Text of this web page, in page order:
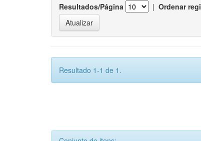
Resultados/Página | Ordenar
Resultado 1-1 de 1.